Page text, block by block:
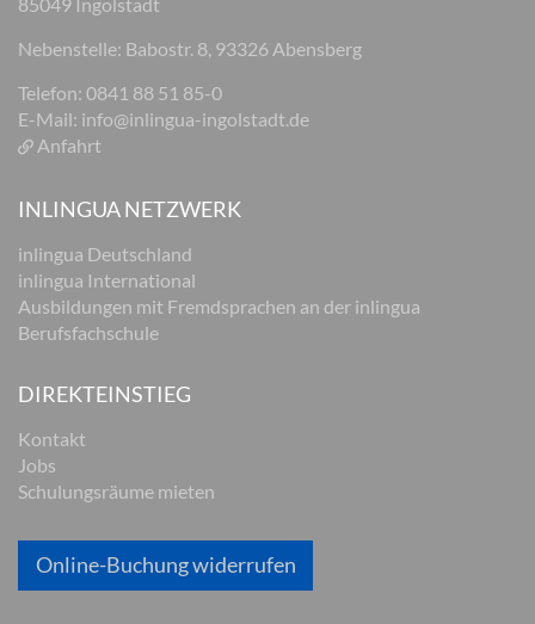
Nebenstelle: Babostr. 8, 93326 Abensberg
Telefon: 0841 88 51 85-0
E-Mail: info@inlingua-ingolstadt.de
Anfahrt
INLINGUA NETZWERK
inlingua Deutschland
inlingua International
Ausbildungen mit Fremdsprachen an der inlingua
Berufsfachschule
DIREKTEINSTIEG
Kontakt
Jobs
Schulungsräume mieten
Online-Buchung widerrufen